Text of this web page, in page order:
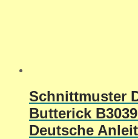
Schnittmuster
Butterick
Deutsche